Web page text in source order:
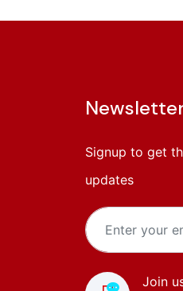
Signup to get
updates
Join